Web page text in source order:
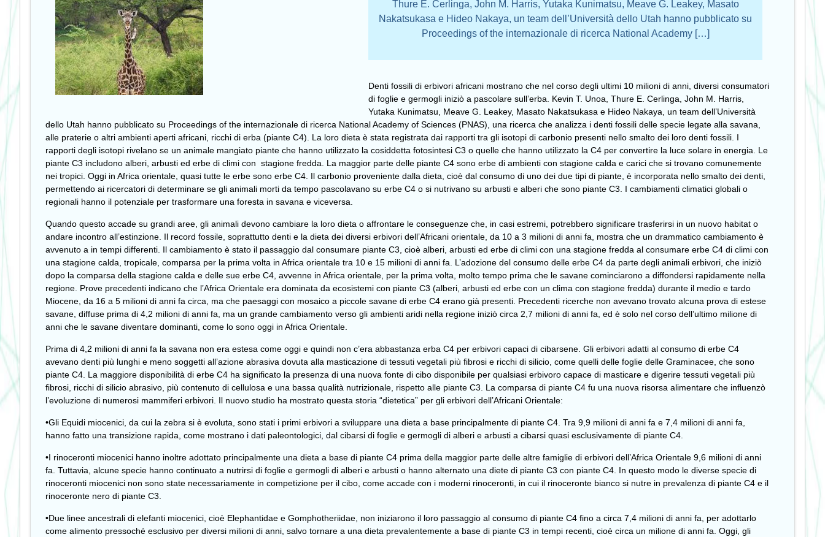
Thure E. Cerlinga, John M. Harris, Yutaka Kunimatsu, Meave G. Leakey, Masato
Nakatsukasa e Hideo Nakaya, un team dell’Università dello Utah hanno pubblicato su
Proceedings of the internazionale di ricerca National Academy […]
Denti fossili di erbivori africani mostrano che nel corso degli ultimi 10 milioni di anni, diversi consumatori
di foglie e germogli iniziò a pascolare sull’erba. Kevin T. Unoa, Thure E. Cerlinga, John M. Harris,
Yutaka Kunimatsu, Meave G. Leakey, Masato Nakatsukasa e Hideo Nakaya, un team dell’Università
dello Utah hanno pubblicato su Proceedings of the internazionale di ricerca National Academy of Sciences (PNAS), una ricerca che analizza i denti fossili delle specie legate alla savana,
alle praterie o altri ambienti aperti africani, ricchi di erba (piante C4). La loro dieta è stata registrata dai rapporti tra gli isotopi di carbonio presenti nello smalto dei loro denti fossili. I
rapporti degli isotopi rivelano se un animale mangiato piante che hanno utilizzato la cosiddetta fotosintesi C3 o quelle che hanno utilizzato la C4 per convertire la luce solare in energia. Le
piante C3 includono alberi, arbusti ed erbe di climi con stagione fredda. La maggior parte delle piante C4 sono erbe di ambienti con stagione calda e carici che si trovano comunemente
nei tropici. Oggi in Africa orientale, quasi tutte le erbe sono erbe C4. Il carbonio proveniente dalla dieta, cioè dal consumo di uno dei due tipi di piante, è incorporata nello smalto dei denti,
permettendo ai ricercatori di determinare se gli animali morti da tempo pascolavano su erbe C4 o si nutrivano su arbusti e alberi che sono piante C3. I cambiamenti climatici globali o
regionali hanno il potenziale per trasformare una foresta in savana e viceversa.
Quando questo accade su grandi aree, gli animali devono cambiare la loro dieta o affrontare le conseguenze che, in casi estremi, potrebbero significare trasferirsi in un nuovo habitat o
andare incontro all’estinzione. Il record fossile, soprattutto denti e la dieta dei diversi erbivori dell’Africani orientale, da 10 a 3 milioni di anni fa, mostra che un drammatico cambiamento è
avvenuto a in tempi differenti. Il cambiamento è stato il passaggio dal consumare piante C3, cioè alberi, arbusti ed erbe di climi con una stagione fredda al consumare erbe C4 di climi con
una stagione calda, tropicale, comparsa per la prima volta in Africa orientale tra 10 e 15 milioni di anni fa. L’adozione del consumo delle erbe C4 da parte degli animali erbivori, che iniziò
dopo la comparsa della stagione calda e delle sue erbe C4, avvenne in Africa orientale, per la prima volta, molto tempo prima che le savane cominciarono a diffondersi rapidamente nella
regione. Prove precedenti indicano che l’Africa Orientale era dominata da ecosistemi con piante C3 (alberi, arbusti ed erbe con un clima con stagione fredda) durante il medio e tardo
Miocene, da 16 a 5 milioni di anni fa circa, ma che paesaggi con mosaico a piccole savane di erbe C4 erano già presenti. Precedenti ricerche non avevano trovato alcuna prova di estese
savane, diffuse prima di 4,2 milioni di anni fa, ma un grande cambiamento verso gli ambienti aridi nella regione iniziò circa 2,7 milioni di anni fa, ed è solo nel corso dell’ultimo milione di
anni che le savane diventare dominanti, come lo sono oggi in Africa Orientale.
Prima di 4,2 milioni di anni fa la savana non era estesa come oggi e quindi non c’era abbastanza erba C4 per erbivori capaci di cibarsene. Gli erbivori adatti al consumo di erbe C4
avevano denti più lunghi e meno soggetti all’azione abrasiva dovuta alla masticazione di tessuti vegetali più fibrosi e ricchi di silicio, come quelli delle foglie delle Graminacee, che sono
piante C4. La maggiore disponibilità di erbe C4 ha significato la presenza di una nuova fonte di cibo disponibile per qualsiasi erbivoro capace di masticare e digerire tessuti vegetali più
fibrosi, ricchi di silicio abrasivo, più contenuto di cellulosa e una bassa qualità nutrizionale, rispetto alle piante C3. La comparsa di piante C4 fu una nuova risorsa alimentare che influenzò
l’evoluzione di numerosi mammiferi erbivori. Il nuovo studio ha mostrato questa storia “dietetica” per gli erbivori dell’Africani Orientale:
•Gli Equidi miocenici, da cui la zebra si è evoluta, sono stati i primi erbivori a sviluppare una dieta a base principalmente di piante C4. Tra 9,9 milioni di anni fa e 7,4 milioni di anni fa,
hanno fatto una transizione rapida, come mostrano i dati paleontologici, dal cibarsi di foglie e germogli di alberi e arbusti a cibarsi quasi esclusivamente di piante C4.
•I rinoceronti miocenici hanno inoltre adottato principalmente una dieta a base di piante C4 prima della maggior parte delle altre famiglie di erbivori dell’Africa Orientale 9,6 milioni di anni
fa. Tuttavia, alcune specie hanno continuato a nutrirsi di foglie e germogli di alberi e arbusti o hanno alternato una diete di piante C3 con piante C4. In questo modo le diverse specie di
rinoceronti miocenici non sono state necessariamente in competizione per il cibo, come accade con i moderni rinoceronti, in cui il rinoceronte bianco si nutre in prevalenza di piante C4 e il
rinoceronte nero di piante C3.
•Due linee ancestrali di elefanti miocenici, cioè Elephantidae e Gomphotheriidae, non iniziarono il loro passaggio al consumo di piante C4 fino a circa 7,4 milioni di anni fa, per adottarlo
come alimento pressoché esclusivo per diversi milioni di anni, salvo tornare a una dieta prevalentemente a base di piante C3 in tempi recenti, cioè circa un milione di anni fa. Oggi, gli